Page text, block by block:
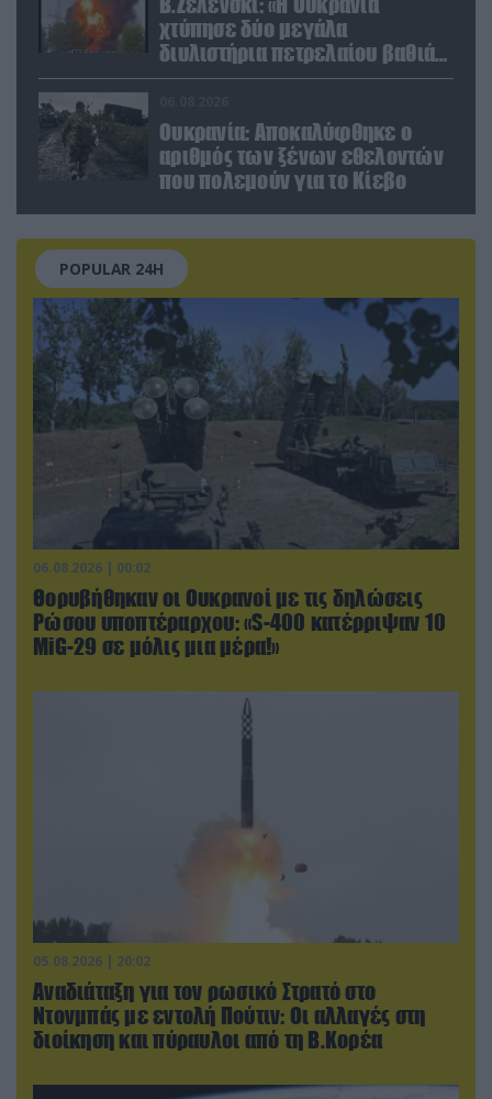
χτύπησε δύο μεγάλα
διυλιστήρια πετρελαίου βαθιά
στη Ρωσία» (βίντεο)
Ουκρανία: Αποκαλύφθηκε ο
αριθμός των ξένων εθελοντών
που πολεμούν για το Κίεβο
POPULAR 24H
06.08.2026 | 00:02
Θορυβήθηκαν οι Ουκρανοί με τις δηλώσεις
Ρώσου υποπτέραρχου: «S-400 κατέρριψαν 10
MiG-29 σε μόλις μια μέρα!»
05.08.2026 | 20:02
Αναδιάταξη για τον ρωσικό Στρατό στο
Ντονμπάς με εντολή Πούτιν: Οι αλλαγές στη
διοίκηση και πύραυλοι από τη Β.Κορέα